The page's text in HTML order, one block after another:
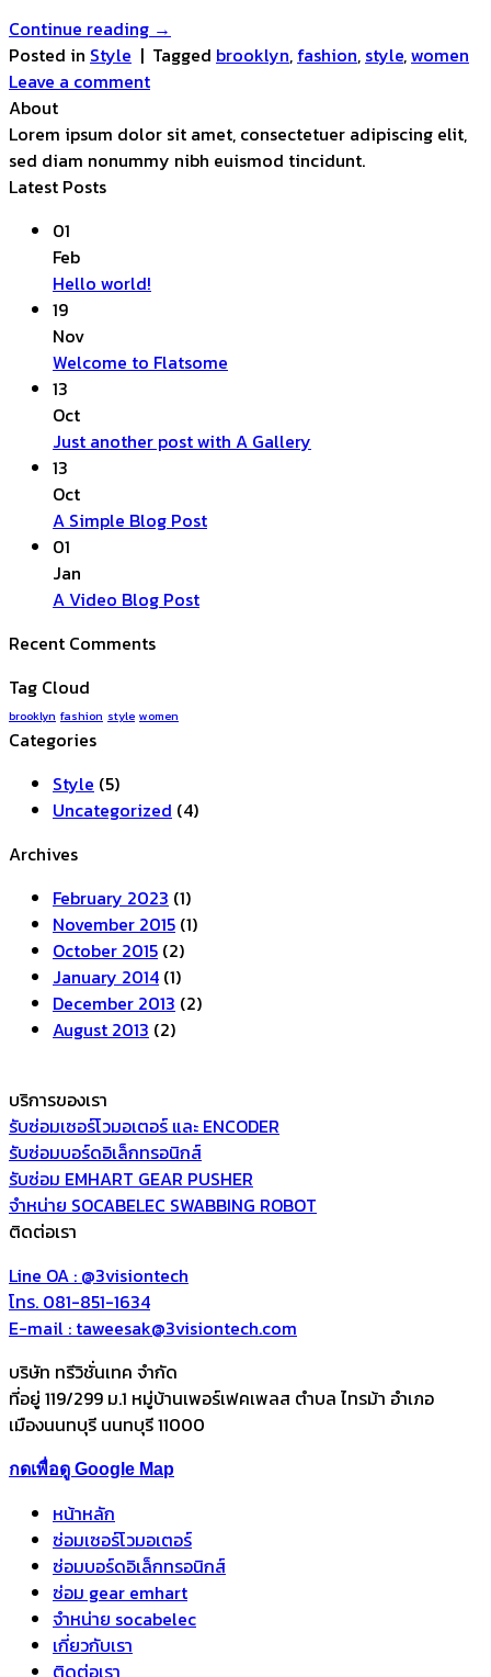
Continue reading →
Posted in Style | Tagged brooklyn, fashion, style,women
Leave a comment
About
Lorem ipsum dolor sit amet, consectetuer adipiscing elit,
sed diam nonummy nibh euismod tincidunt.
Latest Posts
01
Feb
Hello world!
Hello
19
Nov
Welcome to Flatsome
Welcome
13
Oct
Just another post with A Gallery
13
Oct
A Simple Blog PostNo
01
Jan
A Video Blog PostNo
Recent Comments
Tag Cloud
brooklyn fashion style women
Categories
Style (5)
Uncategorized (4)
Archives
February 2023 (1)
November 2015 (1)
October 2015 (2)
January 2014 (1)
December 2013 (2)
August 2013 (2)
บริการของเรา
รับซ่อมเซอร์โวมอเตอร์ และ ENCODER
รับซ่อมบอร์ดอิเล็กทรอนิกส์
รับซ่อม EMHART GEAR PUSHER
จำหน่าย SOCABELEC SWABBING ROBOT
ติดต่อเรา
Line OA : @3visiontech
โทร. 081-851-1634
E-mail : taweesak@3visiontech.com
บริษัท ทรีวิชั่นเทค จำกัด
ที่อยู่ 119/299 ม.1 หมู่บ้านเพอร์เฟคเพลส ตำบล ไทรม้า อำเภอ
เมืองนนทบุรี นนทบุรี 11000
กดเพื่อดู Google Map
หน้าหลัก
ซ่อมเซอร์โวมอเตอร์
ซ่อมบอร์ดอิเล็กทรอนิกส์
ซ่อม gear emhart
จำหน่าย socabelec
เกี่ยวกับเรา
ติดต่อเรา